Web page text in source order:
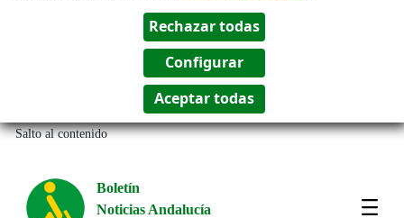
Salto al contenido
Boletín
Noticias Andalucía